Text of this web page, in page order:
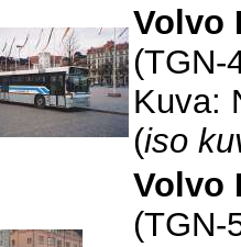
Volvo
(TGN-
Kuva:
(iso
Volvo
(TGN-